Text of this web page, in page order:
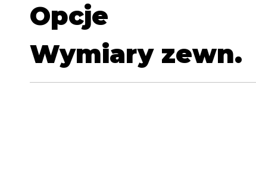
Opcje
Wymiary zewn.